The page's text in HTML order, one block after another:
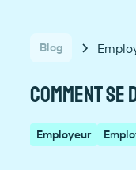
Blog
Comment
Employeur